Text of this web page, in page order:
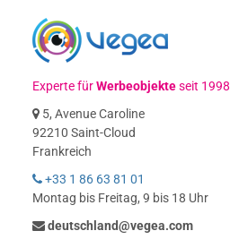
Experte fürWerbeobjekteseit 1998
5, Avenue Caroline
92210 Saint-Cloud
Frankreich
+33 1 86 63 81 01
Montag bis Freitag, 9 bis 18 Uhr
deutschland@vegea.com